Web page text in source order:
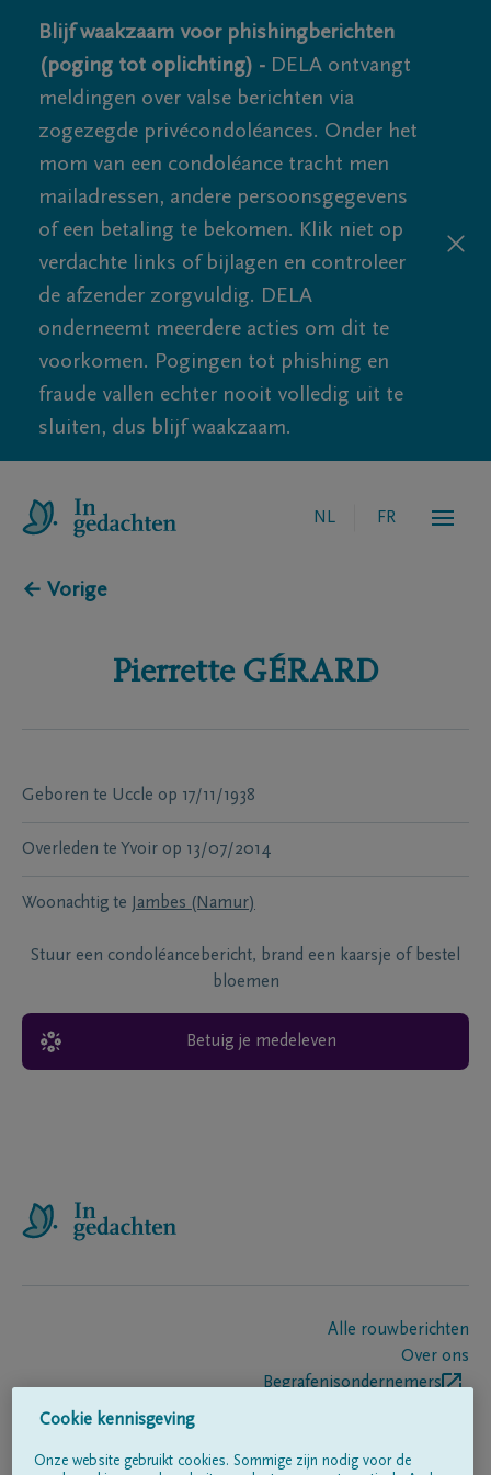
Blijf waakzaam voor phishingberichten
(poging tot oplichting) - DELA ontvangt
meldingen over valse berichten via
zogezegde privécondoléances. Onder het
mom van een condoléance tracht men
mailadressen, andere persoonsgegevens
of een betaling te bekomen. Klik niet op
verdachte links of bijlagen en controleer
de afzender zorgvuldig. DELA
onderneemt meerdere acties om dit te
voorkomen. Pogingen tot phishing en
fraude vallen echter nooit volledig uit te
sluiten, dus blijf waakzaam.
NL FR
← Vorige
Pierrette GÉRARD
Geboren te Uccle op 17/11/1938
Overleden te Yvoir op 13/07/2014
Woonachtig te Jambes (Namur)
Stuur een condoléancebericht, brand een kaarsje of bestel
bloemen
Betuig je medeleven
Alle rouwberichten
Over ons
Begrafenisondernemers
Cookie kennisgeving
Onze website gebruikt cookies. Sommige zijn nodig voor de